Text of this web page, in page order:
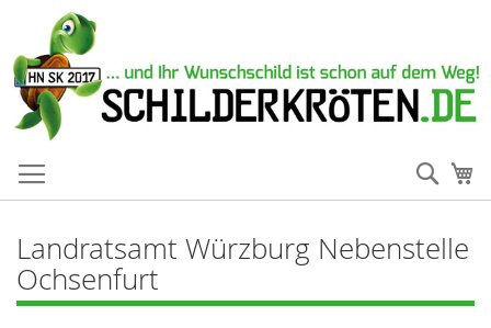
Landratsamt Würzburg Nebenstelle
Ochsenfurt